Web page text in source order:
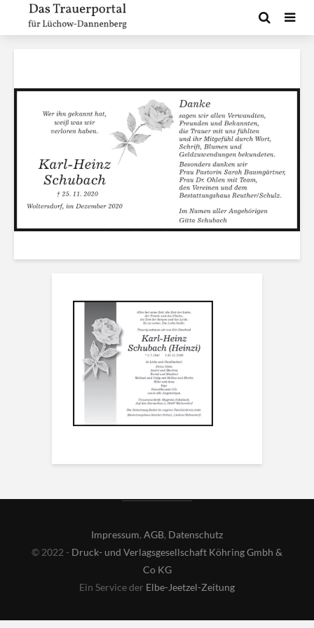
Impressum, AGB, Datenschutz
© 2022 - Druck- und Verlagsgesellschaft Köhring Gmbh &
Co KG
Ein Service der Elbe-Jeetzel-Zeitung